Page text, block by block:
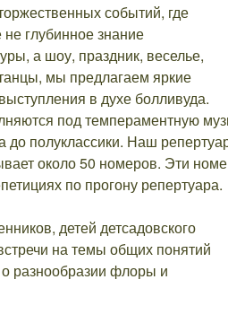
событий, где
не глубинное знание
а шоу, праздник, веселье,
мы предлагаем яркие
в духе болливуда.
под темпераментную
до полуклассики. Наш
около 50 номеров. Эти
по прогону репертуара.
детей детсадовского
на темы общих понятий
разнообразии флоры и